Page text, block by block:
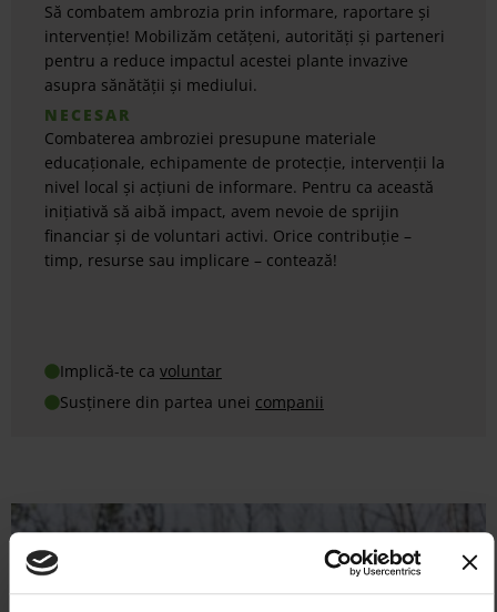
Să combatem ambrozia prin informare, raportare și
intervenție! Mobilizăm cetățeni, autorități și parteneri
pentru a reduce impactul acestei plante invazive
asupra sănătății și mediului.
NECESAR
Combaterea ambroziei presupune materiale
educaționale, echipamente de protecție, intervenții la
nivel local și acțiuni de informare. Pentru ca această
inițiativă să aibă impact, avem nevoie de sprijin
financiar și de voluntari activi. Orice contribuție –
timp, resurse sau implicare – contează!
Implică-te ca voluntar
Susținere din partea unei companii